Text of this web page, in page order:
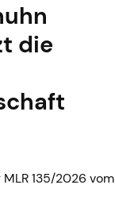
die
135/2026 vom